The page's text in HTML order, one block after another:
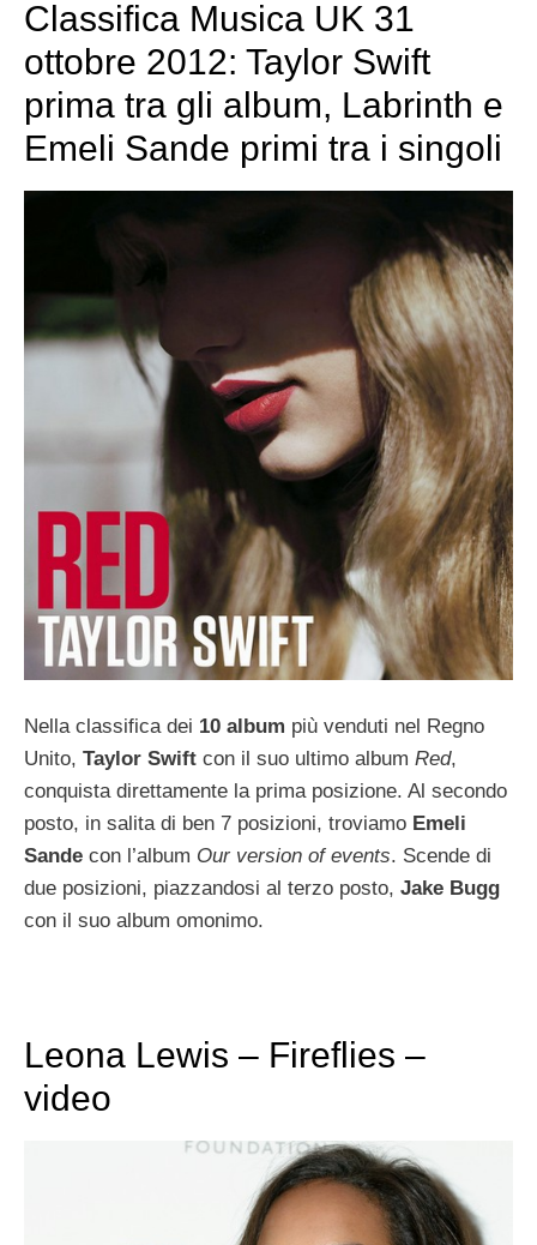
Classifica Musica UK 31
ottobre 2012: Taylor Swift
prima tra gli album, Labrinth e
Emeli Sande primi tra i singoli
Nella classifica dei 10 album più venduti nel Regno
Unito, Taylor Swift con il suo ultimo album Red,
conquista direttamente la prima posizione. Al secondo
posto, in salita di ben 7 posizioni, troviamo Emeli
Sande con l’album Our version of events. Scende di
due posizioni, piazzandosi al terzo posto, Jake Bugg
con il suo album omonimo.
Leona Lewis – Fireflies –
video